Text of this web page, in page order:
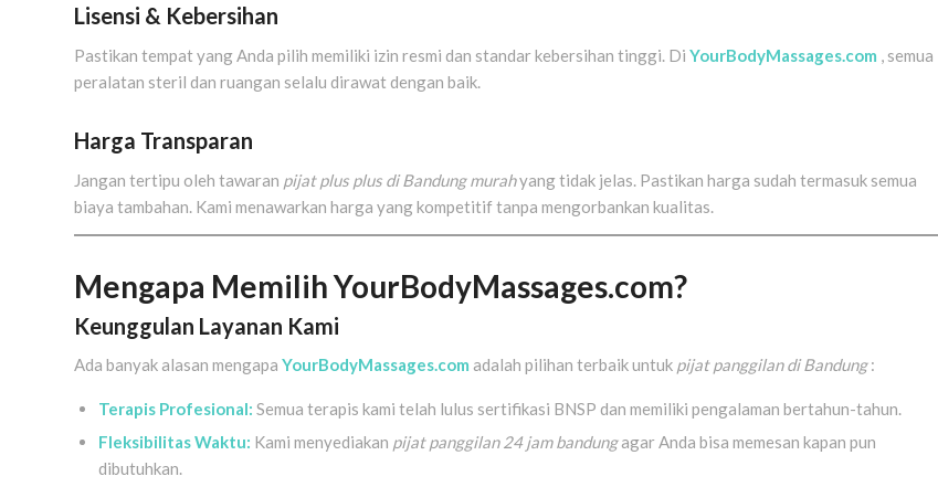
Lisensi & Kebersihan
Pastikan tempat yang Anda pilih memiliki izin resmi dan standar kebersihan tinggi. Di YourBodyMassages.com , semua
peralatan steril dan ruangan selalu dirawat dengan baik.
Harga Transparan
Jangan tertipu oleh tawaran pijat plus plus di Bandung murahyang tidak jelas. Pastikan harga sudah termasuk semua
biaya tambahan. Kami menawarkan harga yang kompetitif tanpa mengorbankan kualitas.
Mengapa Memilih YourBodyMassages.com?
Keunggulan Layanan Kami
Ada banyak alasan mengapa YourBodyMassages.com adalah pilihan terbaik untuk pijat panggilan di Bandung:
Terapis Profesional: Semua terapis kami telah lulus sertifikasi BNSP dan memiliki pengalaman bertahun-tahun.
Fleksibilitas Waktu: Kami menyediakan pijat panggilan 24 jam bandungagar Anda bisa memesan kapan pun
dibutuhkan.